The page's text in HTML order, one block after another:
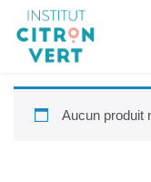
Aucun produit